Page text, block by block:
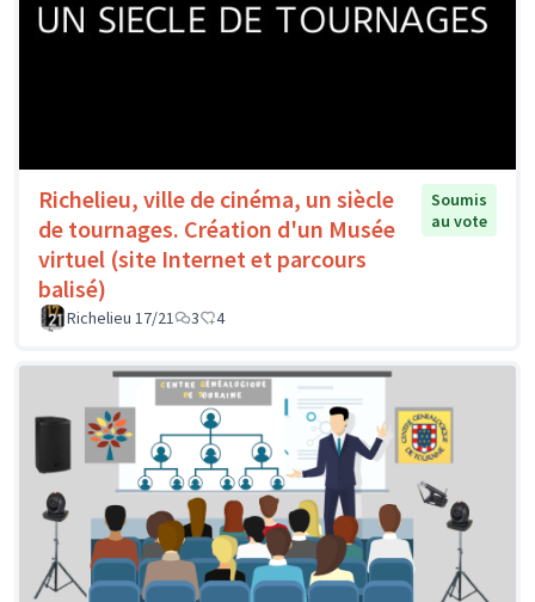
Richelieu, ville de cinéma, un siècle
de tournages. Création d'un Musée
virtuel (site Internet et parcours
balisé)
Soumis
au vote
Richelieu 17/21 3 4